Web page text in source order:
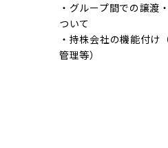
・グループ間での譲渡
ついて
・持株会社の機能付け
管理等）